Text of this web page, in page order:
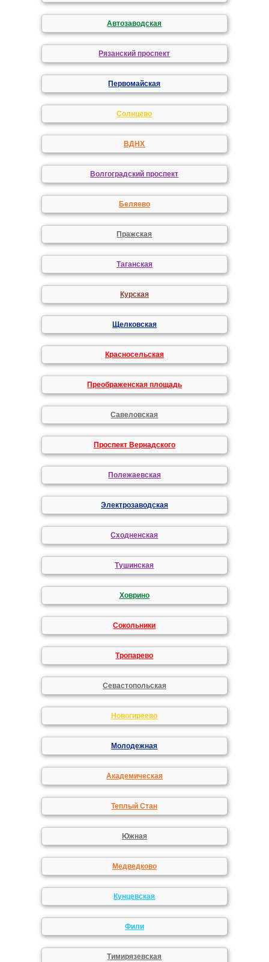
Автозаводская
Рязанский проспект
Первомайская
Солнцево
ВДНХ
Волгоградский проспект
Беляево
Пражская
Таганская
Курская
Щелковская
Красносельская
Преображенская площадь
Савеловская
Проспект Вернадского
Полежаевская
Электрозаводская
Сходненская
Тушинская
Ховрино
Сокольники
Тропарево
Севастопольская
Новогиреево
Молодежная
Академическая
Теплый Стан
Южная
Медведково
Кунцевская
Фили
Тимирязевская